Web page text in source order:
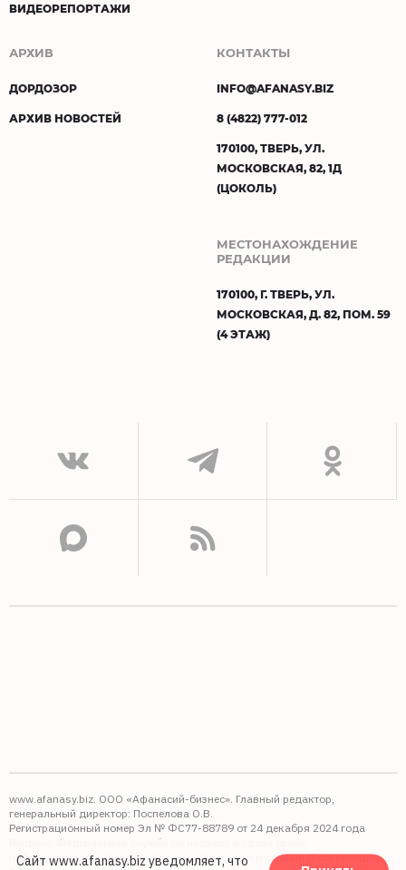
ВИДЕОРЕПОРТАЖИ
АРХИВ
ДОРДОЗОР
АРХИВ НОВОСТЕЙ
КОНТАКТЫ
INFO@AFANASY.BIZ
8 (4822) 777-012
170100, ТВЕРЬ, УЛ.
МОСКОВСКАЯ, 82, 1Д
(ЦОКОЛЬ)
МЕСТОНАХОЖДЕНИЕ
РЕДАКЦИИ
170100, Г. ТВЕРЬ, УЛ.
МОСКОВСКАЯ, Д. 82, ПОМ. 59
(4 ЭТАЖ)
www.afanasy.biz. ООО «Афанасий-бизнес». Главный редактор,
генеральный директор: Поспелова О.В.
Регистрационный номер Эл № ФС77-88789 от 24 декабря 2024 года
Выдано: Федеральная служба по надзору в сфере связи,
информационных технологий и массовых коммуникаций (Роскомнадзор).
Сайт www.afanasy.biz уведомляет, что